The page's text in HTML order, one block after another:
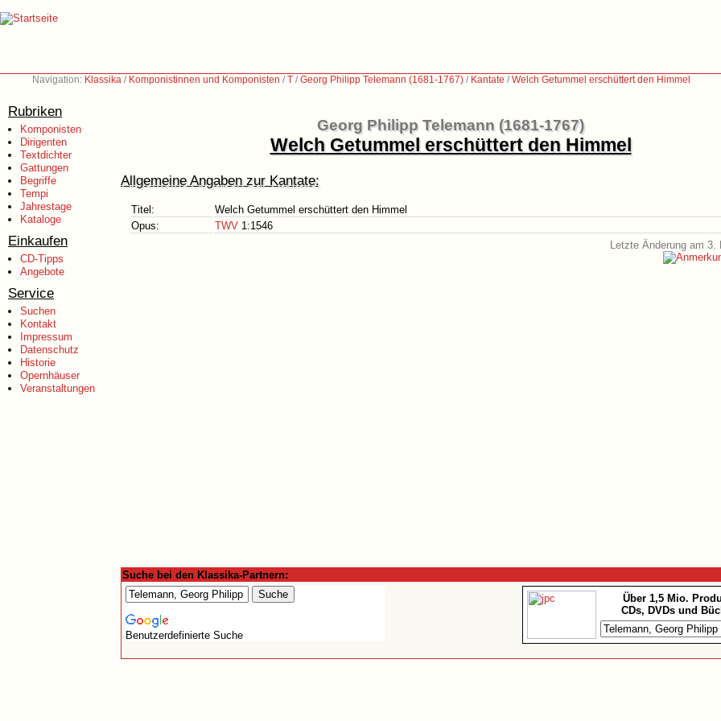
Navigation: Klassika / Komponistinnen und Komponisten /T /Georg Philipp Telemann (1681-1767) / Kantate /Welch Getummel erschüttert den Himmel
Rubriken
Komponisten
Dirigenten
Textdichter
Gattungen
Begriffe
Tempi
Jahrestage
Kataloge
Einkaufen
CD-Tipps
Angebote
Service
Suchen
Kontakt
Impressum
Datenschutz
Historie
Opernhäuser
Veranstaltungen
Georg Philipp Telemann (1681-1767)
Welch Getummel erschüttert den Himmel
Allgemeine Angaben zur Kantate:
Titel:
Welch Getummel erschüttert den Himmel
Opus:
TWV 1:1546
Letzte Änderung am 3.
Suche bei den Klassika-Partnern:
Benutzerdefinierte Suche
Über 1,5 Mio.
CDs, DVDs und